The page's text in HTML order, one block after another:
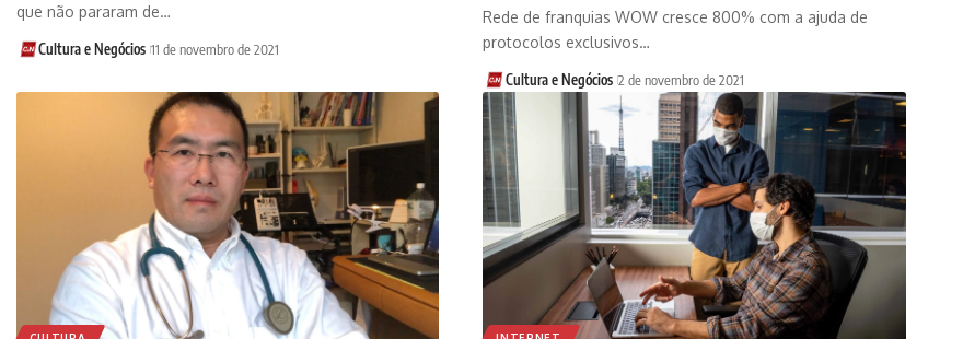
que não pararam de…
Cultura e Negócios 11 de novembro de 2021
Rede de franquias WOW cresce 800% com a ajuda de
protocolos exclusivos…
Cultura e Negócios 2 de novembro de 2021